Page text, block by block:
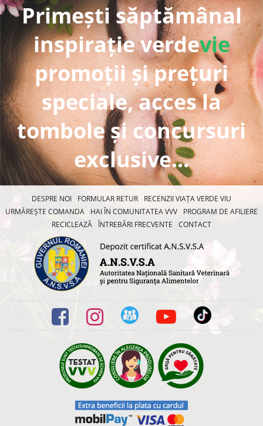
Primești săptămânal
inspirație verdevie
promoții și prețuri
speciale, acces la
tombole și concursuri
exclusive...
DESPRE NOI FORMULAR RETUR
RECENZII VIAȚA VERDE VIU
URMĂREȘTE COMANDA
HAI ÎN COMUNITATEA VVV
PROGRAM DE AFILIERE
RECICLEAZĂ ÎNTREBĂRI FRECVENTE CONTACT